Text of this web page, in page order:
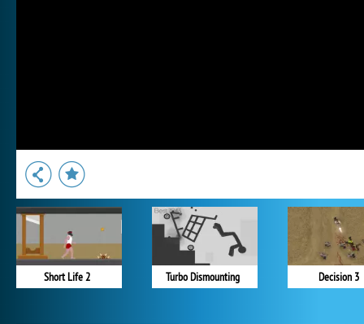
Short Life 2 Turbo Dismounting Decision 3